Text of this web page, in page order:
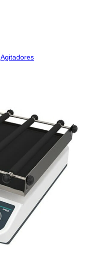
Agitadores